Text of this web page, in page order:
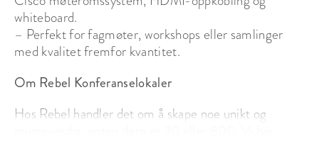
whiteboard.
– Perfekt for fagmøter, workshops eller samlinger
med kvalitet fremfor kvantitet.
Om Rebel Konferanselokaler
Hos Rebel handler det om å skape noe unikt og